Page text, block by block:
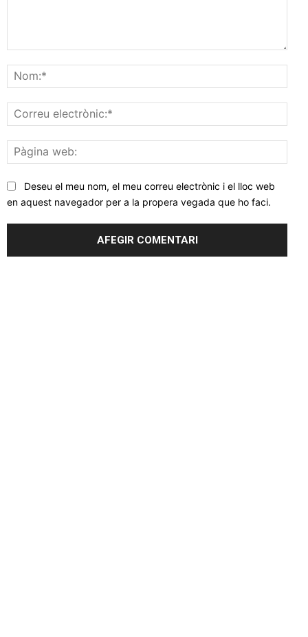
web:
Deseu el meu nom, el meu correu electrònic i el lloc web
en aquest navegador per a la propera vegada que ho faci.